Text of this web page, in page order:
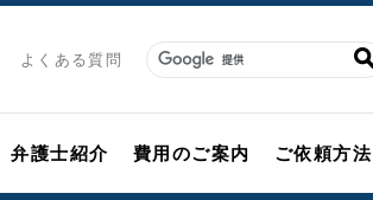
よくある質問
弁護士紹介 費用のご案内 ご依頼方法